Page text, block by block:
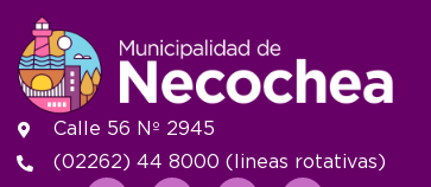
Calle 56 Nº 2945
(02262) 44 8000 (lineas rotativas)